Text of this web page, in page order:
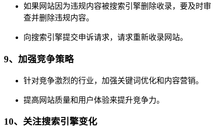
如果网站因为违规内容被搜索引擎删除收录，要及时审
查并删除违规内容。
向搜索引擎提交申诉请求，请求重新收录网站。
9、加强竞争策略
针对竞争激烈的行业，加强关键词优化和内容营销。
提高网站质量和用户体验来提升竞争力。
10、关注搜索引擎变化